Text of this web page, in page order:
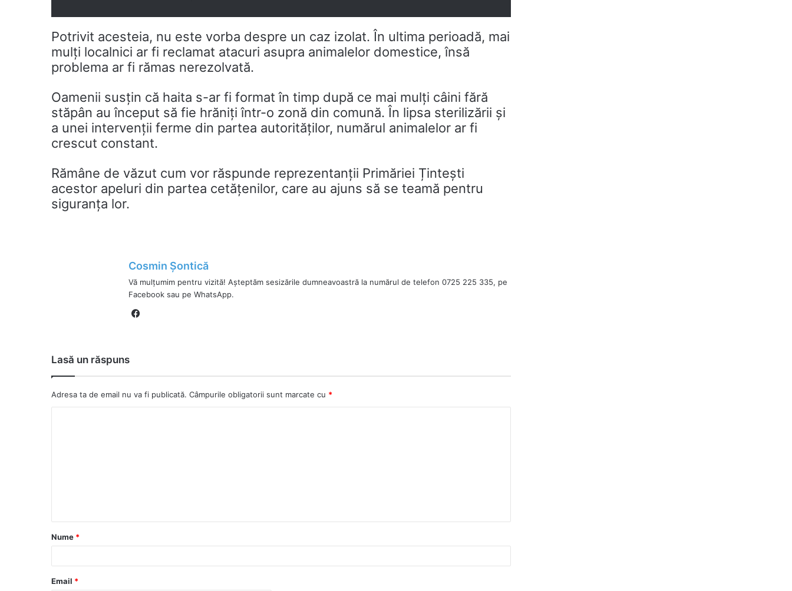
Potrivit acesteia, nu este vorba despre un caz izolat. În ultima perioadă, mai
mulți localnici ar fi reclamat atacuri asupra animalelor domestice, însă
problema ar fi rămas nerezolvată.
Oamenii susțin că haita s-ar fi format în timp după ce mai mulți câini fără
stăpân au început să fie hrăniți într-o zonă din comună. În lipsa sterilizării și
a unei intervenții ferme din partea autorităților, numărul animalelor ar fi
crescut constant.
Rămâne de văzut cum vor răspunde reprezentanții Primăriei Țintești
acestor apeluri din partea cetățenilor, care au ajuns să se teamă pentru
siguranța lor.
Cosmin Șontică
Vă mulțumim pentru vizită! Așteptăm sesizările dumneavoastră la numărul de telefon 0725 225 335, pe
Facebook sau pe WhatsApp.
Lasă un răspuns
Adresa ta de email nu va fi publicată. Câmpurile obligatorii sunt marcate cu *
a
r
Nume *
Email *